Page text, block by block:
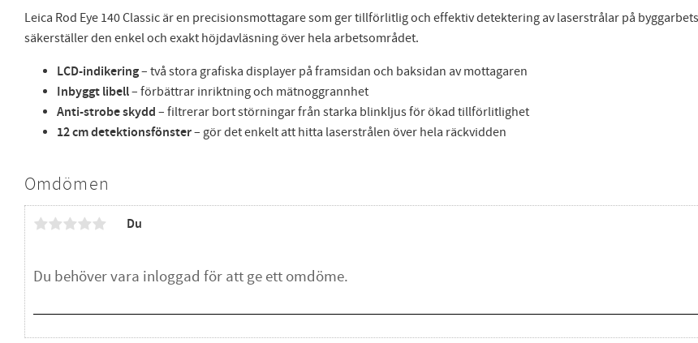
Leica Rod Eye 140 Classic är en precisionsmottagare som ger tillförlitlig och effektiv detektering av laserstrålar på
säkerställer den enkel och exakt höjdavläsning över hela arbetsområdet.
LCD-indikering– två stora grafiska displayer på framsidan och baksidan av mottagaren
Inbyggt libell– förbättrar inriktning och mätnoggrannhet
Anti-strobe skydd – filtrerar bort störningar från starka blinkljus för ökad tillförlitlighet
12 cm detektionsfönster– gör det enkelt att hitta laserstrålen över hela räckvidden
Omdömen
Du